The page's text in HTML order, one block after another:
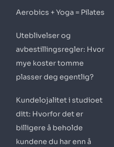
Aerobics + Yoga = Pilates
Uteblivelser og
avbestillingsregler: Hvor
mye koster tomme
plasser deg egentlig?
Kundelojalitet i studioet
ditt: Hvorfor det er
billigere å beholde
kundene du har enn å